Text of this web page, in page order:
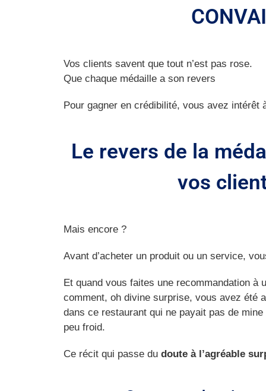
Vos clients savent que tout n’est pas rose.
Que chaque médaille a son revers
Pour gagner en crédibilité, vous avez intérêt
Le revers de la
vos
Mais encore ?
Avant d’acheter un produit ou un service,
Et quand vous faites une recommandation
comment, oh divine surprise, vous avez été
dans ce restaurant qui ne payait pas de
peu froid.
Ce récit qui passe dudoute à l’agréable